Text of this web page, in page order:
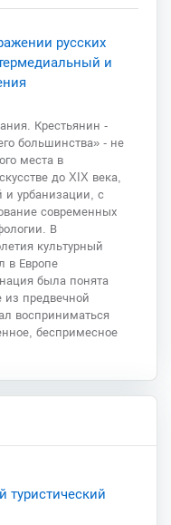
русских
и
Крестьянин -
большинства» - не
места в
до XIX века,
и урбанизации, с
современных
В
культурный
в Европе
была понята
из предвечной
восприниматься
беспримесное
туристический